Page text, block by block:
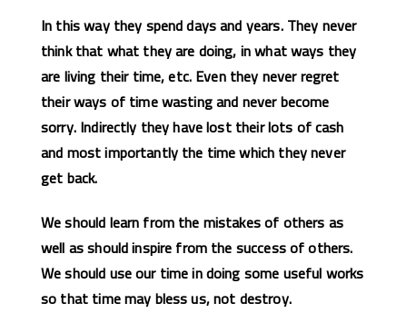
In this way they spend days and years. They never
think that what they are doing, in what ways they
are living their time, etc. Even they never regret
their ways of time wasting and never become
sorry. Indirectly they have lost their lots of cash
and most importantly the time which they never
get back.
We should learn from the mistakes of others as
well as should inspire from the success of others.
We should use our time in doing some useful works
so that time may bless us, not destroy.